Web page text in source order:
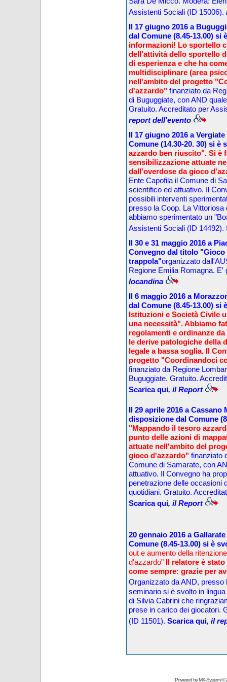
Assistenti Sociali (ID 15006).
Il 17 giugno 2016 a
dal Comune (8.45-13.00) si
informazioni! Lo sportello
dell'attività dello sportello
di esperienza e che ha
multidisciplinare (area
nell'ambito del progetto
d'azzardo" finanziato da
di Buguggiate, con AND
Gratuito. Accreditato per
report dell'evento
Il 17 giugno 2016 a Vergiate
Comune (14.30-20. 30) si è
azzardo ben riuscito". Si è
sensibilizzazione attuate
dall'overdose da gioco
Ente Capofila il Comune di
scientifico ed attuativo. Il
possibili interventi
presso la Coop. La Vittoriosa
abbiamo sperimentato un
Assistenti Sociali (ID 14492).
Il 30 e 31 maggio 2016 a
Convegno dal titolo
trappola"organizzato
Regione Emilia Romagna.
locandina
Il 6 maggio 2016 a
dal Comune (8.45-13.00) si
Istituzioni e Società Civile
una necessità".Abbiamo
regolamenti e ordinanze
le derive patologiche della
legale a bassa soglia. Il
progetto "Coordinandoci
finanziato da Regione
Buguggiate. Gratuito. A
Scarica qui, il Report
Il 29 aprile 2016 a Cassano
disposizione dal Comune (
"Mappando il tesoro
punto delle azioni di
attuate nell'ambito del
gioco d'azzardo" finanziato
Comune di Samarate, con
attuativo. Il Convegno ha
penetrazione delle occasioni
quotidiani. Gratuito. A
Scarica qui, il Report
20 gennaio 2016 a Gallarate
Comune (8.45-13.00) si è
out e aumento della
d'azzardo" Il relatore è
come sempre: grazie per
Organizzato da AND, presso
seminario si è svolto in
di Silvia Cabrini che
prese in carico dei giocatori.
(ID 11501). Scarica qui, il
Powered byMX-System©